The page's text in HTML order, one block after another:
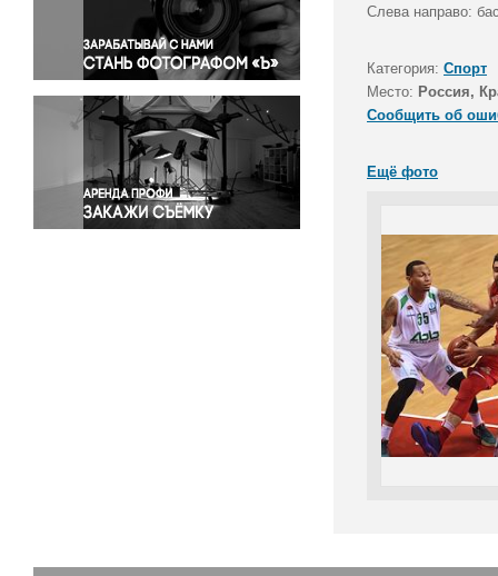
Правосудие
Происшествия и конфликты
Религия
Светская жизнь
Спорт
Экология
Экономика и бизнес
Слева направо:
Категория: Спорт
Место: Россия,
Сообщить об
Ещё фото